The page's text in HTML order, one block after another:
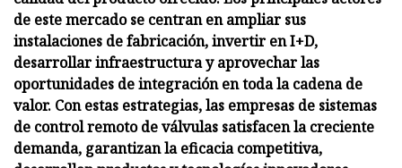
de este mercado se centran en ampliar sus
instalaciones de fabricación, invertir en I+D,
desarrollar infraestructura y aprovechar las
oportunidades de integración en toda la cadena de
valor. Con estas estrategias, las empresas de sistemas
de control remoto de válvulas satisfacen la creciente
demanda, garantizan la eficacia competitiva,